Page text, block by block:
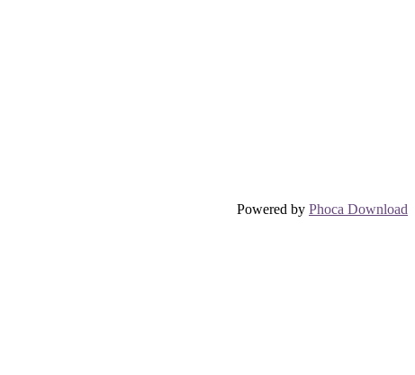
Powered by Phoca Download